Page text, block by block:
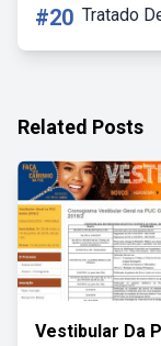
#20 Tratado
Related Posts
Vestibular Da